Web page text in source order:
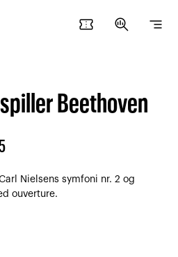
confirmation_number search_insights segment
Beethoven
Nielsens symfoni nr. 2 og
ouverture.